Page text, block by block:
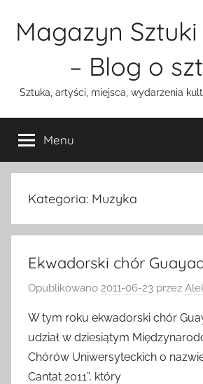
Magazyn
– Blog o
Sztuka, artyści, miejsca, wydarzenia
Menu
Kategoria: Muzyka
Ekwadorski chór
Opublikowano 2011-06-23 przez
W tym roku ekwadorski chór
udział w dziesiątym
Chórów Uniwersyteckich o
Cantat 2011”, który